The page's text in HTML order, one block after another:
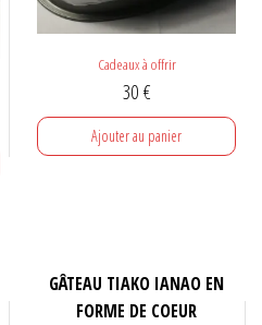
Cadeaux à offrir
30€
Ajouter au panier
GÂTEAU TIAKO IANAO EN
FORME DE COEUR